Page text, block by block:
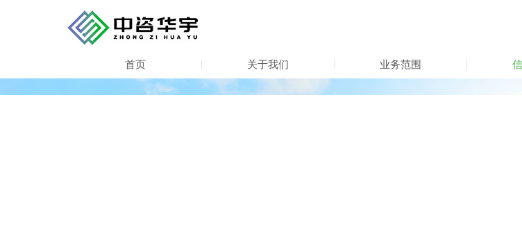
首页 关于我们 业务范围